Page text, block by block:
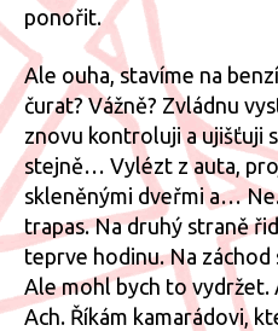
ponořit.
Ale ouha, stavíme na
čurat? Vážně? Zvládnu
znovu kontroluji a ujišťuji
stejně… Vylézt z auta,
skleněnými dveřmi a…
trapas. Na druhý straně
teprve hodinu. Na záchod
Ale mohl bych to vydržet.
Ach. Říkám kamarádovi,